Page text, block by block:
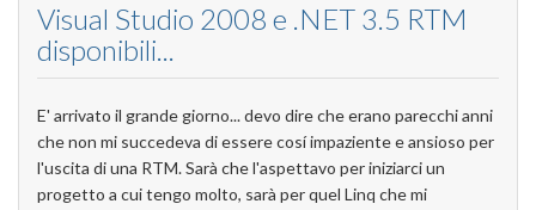
Visual Studio 2008 e .NET 3.5 RTM
disponibili...
E' arrivato il grande giorno... devo dire che erano parecchi anni
che non mi succedeva di essere cosí impaziente e ansioso per
l'uscita di una RTM. Sarà che l'aspettavo per iniziarci un
progetto a cui tengo molto, sarà per quel Linq che mi